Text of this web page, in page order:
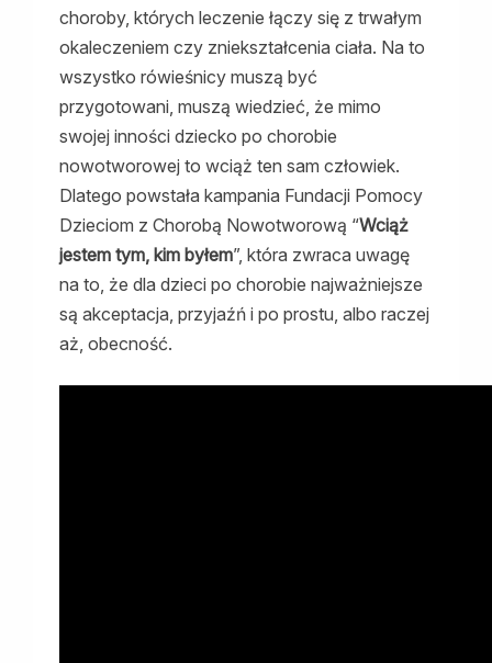
choroby, których leczenie łączy się z trwałym
okaleczeniem czy zniekształcenia ciała. Na to
wszystko rówieśnicy muszą być
przygotowani, muszą wiedzieć, że mimo
swojej inności dziecko po chorobie
nowotworowej to wciąż ten sam człowiek.
Dlatego powstała kampania Fundacji Pomocy
Dzieciom z Chorobą Nowotworową “Wciąż
jestem tym, kim byłem”, która zwraca uwagę
na to, że dla dzieci po chorobie najważniejsze
są akceptacja, przyjaźń i po prostu, albo raczej
aż, obecność.